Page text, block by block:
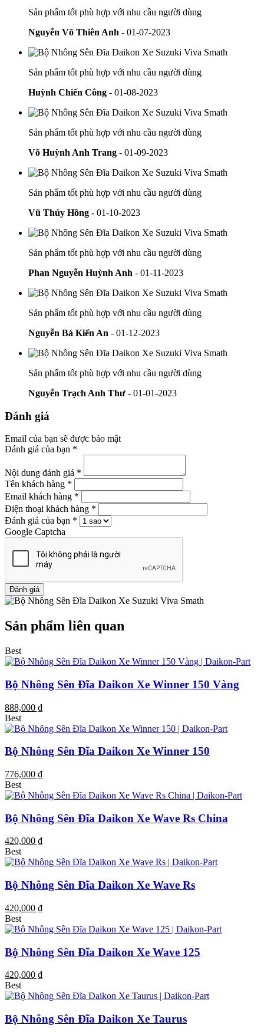
Sản phẩm tốt phù hợp với nhu cầu người dùng
Nguyễn Võ Thiên Anh - 01-07-2023
Sản phẩm tốt phù hợp với nhu cầu người dùng
Huỳnh Chiến Công - 01-08-2023
Sản phẩm tốt phù hợp với nhu cầu người dùng
Võ Huỳnh Anh Trang - 01-09-2023
Sản phẩm tốt phù hợp với nhu cầu người dùng
Vũ Thúy Hồng - 01-10-2023
Sản phẩm tốt phù hợp với nhu cầu người dùng
Phan Nguyễn Huỳnh Anh - 01-11-2023
Sản phẩm tốt phù hợp với nhu cầu người dùng
Nguyễn Bá Kiến An - 01-12-2023
Sản phẩm tốt phù hợp với nhu cầu người dùng
Nguyễn Trạch Anh Thư - 01-01-2023
Đánh giá
Email của bạn sẽ được bảo mật
Đánh giá của bạn *
Nội dung đánh giá *
Tên khách hàng *
Email khách hàng *
Điện thoại khách hàng *
Đánh giá của bạn *
Google Captcha
Đánh giá
Sản phẩm liên quan
Best
Bộ Nhông Sên Đĩa Daikon Xe Winner 150 Vàng
888,000 ₫
Best
Bộ Nhông Sên Đĩa Daikon Xe Winner 150
776,000 ₫
Best
Bộ Nhông Sên Đĩa Daikon Xe Wave Rs China
420,000 ₫
Best
Bộ Nhông Sên Đĩa Daikon Xe Wave Rs
420,000 ₫
Best
Bộ Nhông Sên Đĩa Daikon Xe Wave 125
420,000 ₫
Best
Bộ Nhông Sên Đĩa Daikon Xe Taurus